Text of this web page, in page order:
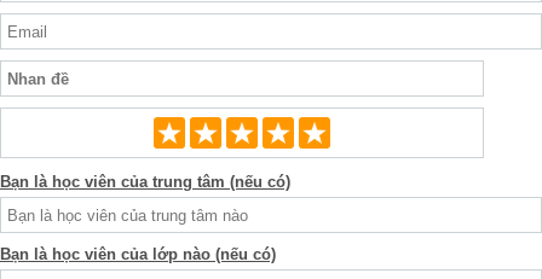
Bạn là học viên của trung tâm (nếu có)
Bạn là học viên của lớp nào (nếu có)